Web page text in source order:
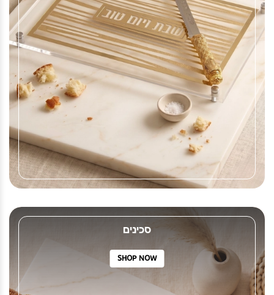
סכינים
SHOP NOW